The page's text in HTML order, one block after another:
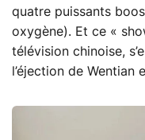
quatre puissants
oxygène). Et ce «
télévision chinoise,
l’éjection de Wentian